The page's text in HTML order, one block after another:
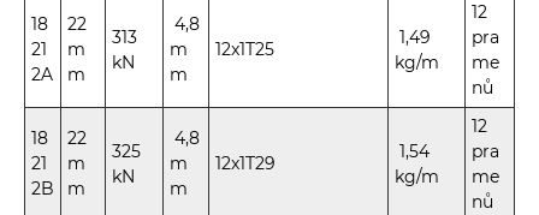
18
21
2A
22
m
m
313
kN
4,8
m
m
12x1T25
1,49
kg/m
12
pra
me
nů
18
21
2B
22
m
m
325
kN
4,8
m
m
12x1T29
1,54
kg/m
12
pra
me
nů